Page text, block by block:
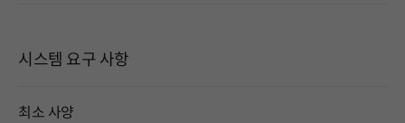
시스템 요구 사항
최소 사양